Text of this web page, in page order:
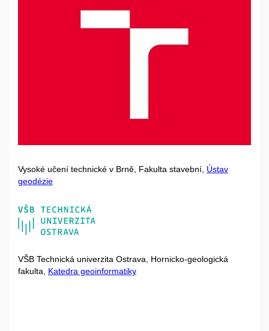
Vysoké učení technické v Brně, Fakulta stavební, Ústav
geodézie
VŠB Technická univerzita Ostrava, Hornicko-geologická
fakulta, Katedra geoinformatiky